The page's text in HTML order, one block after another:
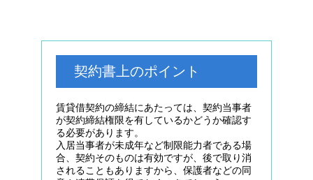
契約書上のポイント
賃貸借契約の締結にあたっては、契約当事者
が契約締結権限を有しているかどうか確認す
る必要があります。
入居当事者が未成年など制限能力者である場
合、契約そのものは有効ですが、後で取り消
されることもありますから、保護者などの同